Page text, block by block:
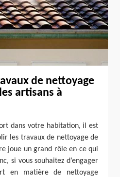
de nettoyage
artisans à
dans votre habitation, il est
les travaux de nettoyage de
joue un grand rôle en ce qui
si vous souhaitez d’engager
en matière de nettoyage